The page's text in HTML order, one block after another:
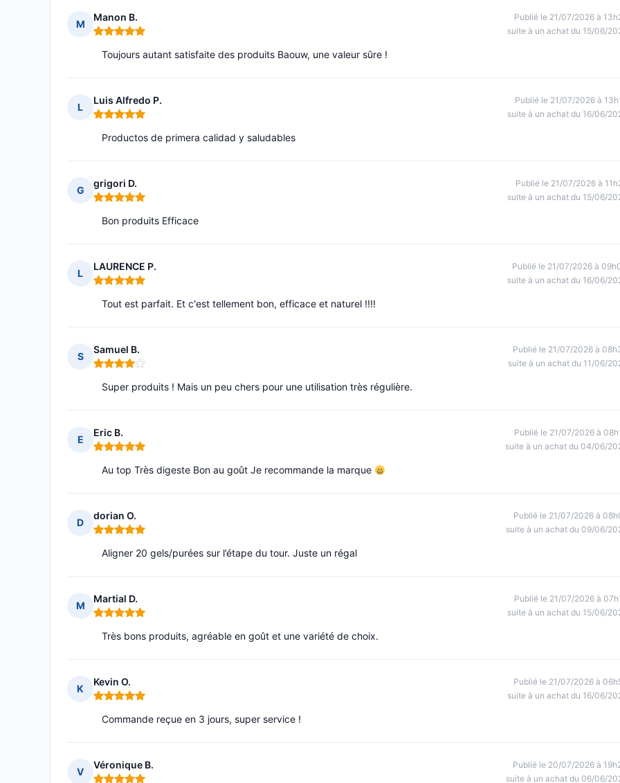
M
Manon B.
Note : 5 sur 5
Publié le 21/07/2026 à
suite à un achat du 15/06/
Toujours autant satisfaite des produits Baouw, une valeur sûre !
L
Luis Alfredo P.
Note : 5 sur 5
Publié le 21/07/2026 à
suite à un achat du 16/06/
Productos de primera calidad y saludables
G
grigori D.
Note : 5 sur 5
Publié le 21/07/2026 à
suite à un achat du 15/06/
Bon produits Efficace
L
LAURENCE P.
Note : 5 sur 5
Publié le 21/07/2026 à
suite à un achat du 16/06/
Tout est parfait. Et c'est tellement bon, efficace et naturel !!!!
S
Samuel B.
Note : 4 sur 5
Publié le 21/07/2026 à
suite à un achat du 11/06/
Super produits ! Mais un peu chers pour une utilisation très régulière.
E
Eric B.
Note : 5 sur 5
Publié le 21/07/2026 à
suite à un achat du 04/06/
Au top Très digeste Bon au goût Je recommande la marque
D
dorian O.
Note : 5 sur 5
Publié le 21/07/2026 à
suite à un achat du 09/06/
Aligner 20 gels/purées sur l’étape du tour. Juste un régal
M
Martial D.
Note : 5 sur 5
Publié le 21/07/2026 à
suite à un achat du 15/06/
Très bons produits, agréable en goût et une variété de choix.
K
Kevin O.
Note : 5 sur 5
Publié le 21/07/2026 à
suite à un achat du 16/06/
Commande reçue en 3 jours, super service !
V
Véronique B.
Publié le 20/07/2026 à
suite à un achat du 06/06/